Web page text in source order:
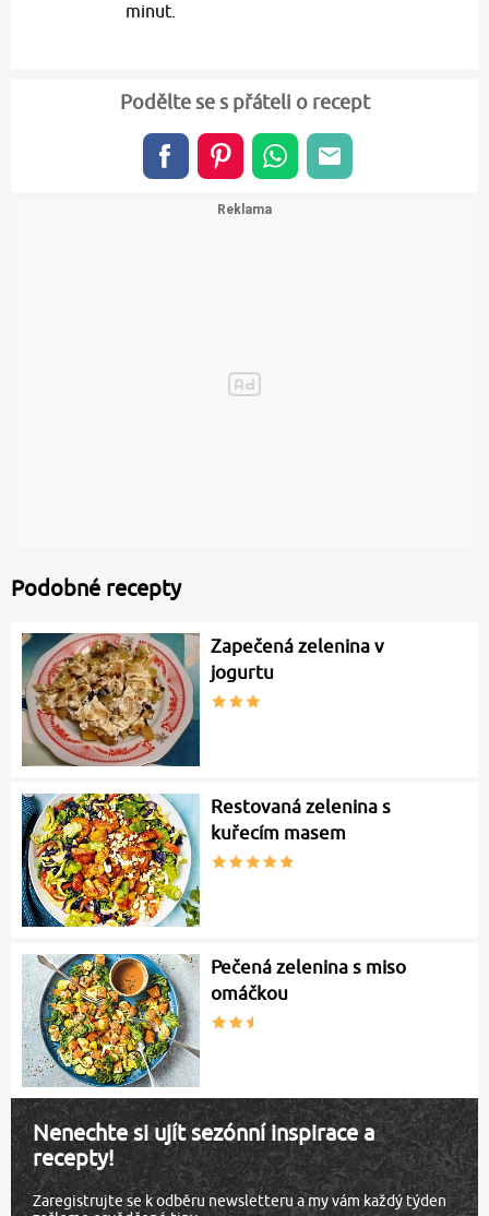
minut.
Podělte se s přáteli o recept
Podobné recepty
Zapečená zelenina v
jogurtu
Restovaná zelenina s
kuřecím masem
Pečená zelenina s miso
omáčkou
Nenechte si ujít sezónní inspirace a
recepty!
Zaregistrujte se k odběru newsletteru a my vám každý týden